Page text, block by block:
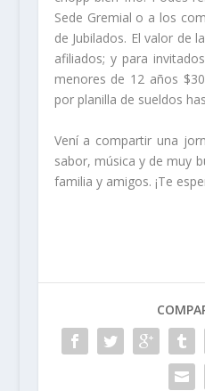
Sede Gremial o a los
de Jubilados. El valor de
afiliados; y para
menores de 12 años
por planilla de sueldos
Vení a compartir una
sabor, música y de muy
familia y amigos. ¡Te